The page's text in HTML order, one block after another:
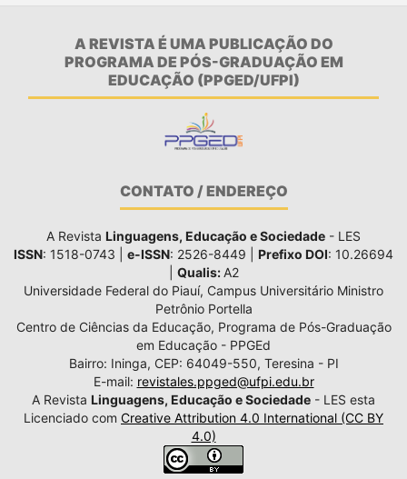
A REVISTA É UMA PUBLICAÇÃO DO
PROGRAMA DE PÓS-GRADUAÇÃO EM
EDUCAÇÃO (PPGED/UFPI)
CONTATO / ENDEREÇO
A Revista Linguagens, Educação e Sociedade - LES
ISSN: 1518-0743 | e-ISSN: 2526-8449 | Prefixo DOI: 10.26694
Qualis: A2
Universidade Federal do Piauí, Campus Universitário Ministro
Petrônio Portella
Centro de Ciências da Educação, Programa de Pós-Graduação
em Educação - PPGEd
Bairro: Ininga, CEP: 64049-550, Teresina - PI
E-mail: revistales.ppged@ufpi.edu.br
A Revista Linguagens, Educação e Sociedade - LES esta
Licenciado com Creative Attribution 4.0 International (CC BY
4.0)